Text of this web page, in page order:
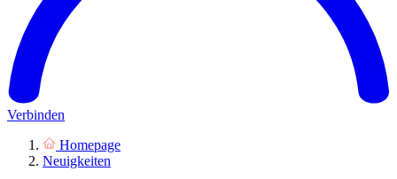
Verbinden
Homepage
Neuigkeiten